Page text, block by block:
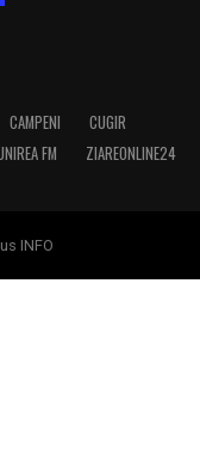
CAMPENI
CUGIR
FM ZIAREONLINE24
INFO